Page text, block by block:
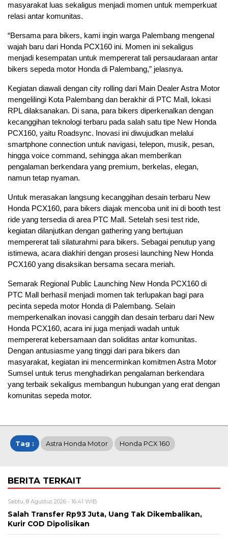
masyarakat luas sekaligus menjadi momen untuk memperkuat
relasi antar komunitas.
“Bersama para bikers, kami ingin warga Palembang mengenal
wajah baru dari Honda PCX160 ini. Momen ini sekaligus
menjadi kesempatan untuk mempererat tali persaudaraan antar
bikers sepeda motor Honda di Palembang,” jelasnya.
Kegiatan diawali dengan city rolling dari Main Dealer Astra Motor
mengelilingi Kota Palembang dan berakhir di PTC Mall, lokasi
RPL dilaksanakan. Di sana, para bikers diperkenalkan dengan
kecanggihan teknologi terbaru pada salah satu tipe New Honda
PCX160, yaitu Roadsync. Inovasi ini diwujudkan melalui
smartphone connection untuk navigasi, telepon, musik, pesan,
hingga voice command, sehingga akan memberikan
pengalaman berkendara yang premium, berkelas, elegan,
namun tetap nyaman.
Untuk merasakan langsung kecanggihan desain terbaru New
Honda PCX160, para bikers diajak mencoba unit ini di booth test
ride yang tersedia di area PTC Mall. Setelah sesi test ride,
kegiatan dilanjutkan dengan gathering yang bertujuan
mempererat tali silaturahmi para bikers. Sebagai penutup yang
istimewa, acara diakhiri dengan prosesi launching New Honda
PCX160 yang disaksikan bersama secara meriah.
Semarak Regional Public Launching New Honda PCX160 di
PTC Mall berhasil menjadi momen tak terlupakan bagi para
pecinta sepeda motor Honda di Palembang. Selain
memperkenalkan inovasi canggih dan desain terbaru dari New
Honda PCX160, acara ini juga menjadi wadah untuk
mempererat kebersamaan dan soliditas antar komunitas.
Dengan antusiasme yang tinggi dari para bikers dan
masyarakat, kegiatan ini mencerminkan komitmen Astra Motor
Sumsel untuk terus menghadirkan pengalaman berkendara
yang terbaik sekaligus membangun hubungan yang erat dengan
komunitas sepeda motor.
Tag : Astra Honda Motor Honda PCX 160
BERITA TERKAIT
Sabtu, 8 Agustus 2026 - 16:41 WIB
Salah Transfer Rp93 Juta, Uang Tak Dikembalikan,
Kurir COD Dipolisikan